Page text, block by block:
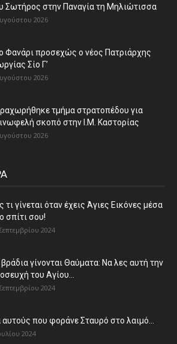
Σωτήρος στην Παναγία τη Μηλιώτισσα
2026
Φανάρι προσεχώς ο νέος Πατριάρχης
Σίο Γ’
2026
τμήμα στρατοπέδου για
σκοπό στην Ι.Μ. Καστορίας
2026
τι γίνεται όταν έχεις Άγιες Εικόνες μέσα
σπίτι σου!
2024
γίνονται Θαύματα: Να λες αυτή την
του Αγίου...
2024
αυτούς που φοράνε Σταυρό στο λαιμό…
2024